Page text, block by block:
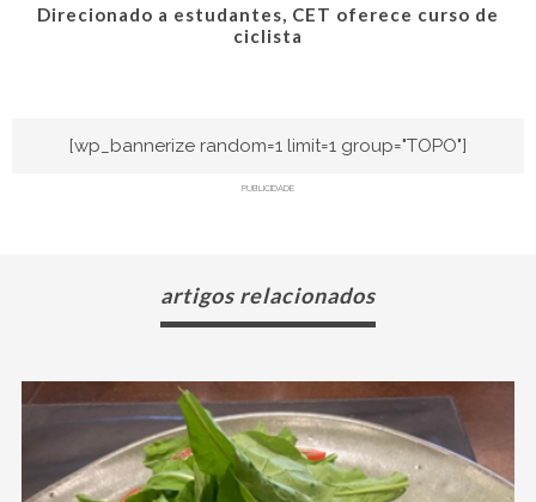
Direcionado a estudantes, CET oferece curso de
ciclista
[wp_bannerize random=1 limit=1 group="TOPO"]
PUBLICIDADE
artigos relacionados